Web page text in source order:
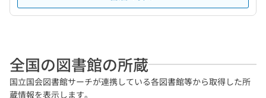
全国の図書館の所蔵
国立国会図書館サーチが連携している各図書館等から取得した所
蔵情報を表示します。